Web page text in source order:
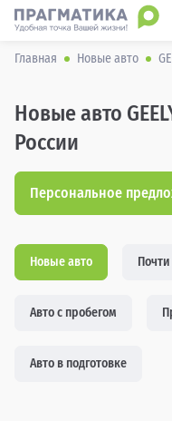
Главная Новые авто
Новые авто
России
Персональное
Новые авто
Авто с пробегом
Авто в подготовке